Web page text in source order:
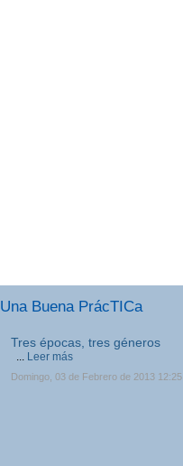
Una Buena PrácTICa
Tres épocas, tres géneros
... Leer más
Domingo, 03 de Febrero de 2013 12:25